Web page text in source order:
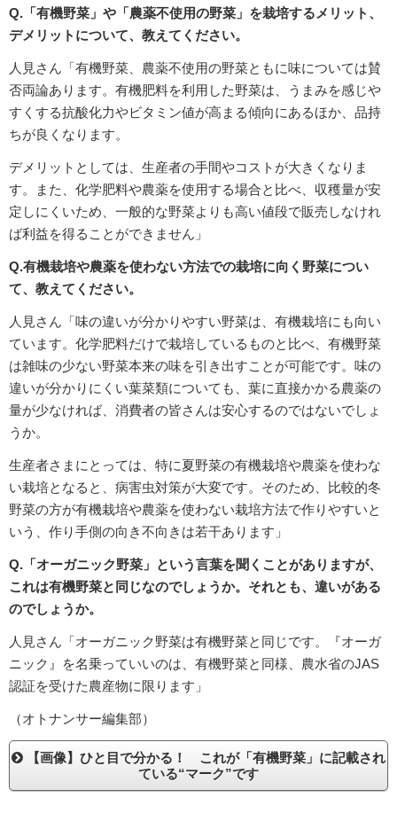
Q.「有機野菜」や「農薬不使用の野菜」を栽培するメリット、
デメリットについて、教えてください。
人見さん「有機野菜、農薬不使用の野菜ともに味については賛
否両論あります。有機肥料を利用した野菜は、うまみを感じや
すくする抗酸化力やビタミン値が高まる傾向にあるほか、品持
ちが良くなります。
デメリットとしては、生産者の手間やコストが大きくなりま
す。また、化学肥料や農薬を使用する場合と比べ、収穫量が安
定しにくいため、一般的な野菜よりも高い値段で販売しなけれ
ば利益を得ることができません」
Q.有機栽培や農薬を使わない方法での栽培に向く野菜につい
て、教えてください。
人見さん「味の違いが分かりやすい野菜は、有機栽培にも向い
ています。化学肥料だけで栽培しているものと比べ、有機野菜
は雑味の少ない野菜本来の味を引き出すことが可能です。味の
違いが分かりにくい葉菜類についても、葉に直接かかる農薬の
量が少なければ、消費者の皆さんは安心するのではないでしょ
うか。
生産者さまにとっては、特に夏野菜の有機栽培や農薬を使わな
い栽培となると、病害虫対策が大変です。そのため、比較的冬
野菜の方が有機栽培や農薬を使わない栽培方法で作りやすいと
いう、作り手側の向き不向きは若干あります」
Q.「オーガニック野菜」という言葉を聞くことがありますが、
これは有機野菜と同じなのでしょうか。それとも、違いがある
のでしょうか。
人見さん「オーガニック野菜は有機野菜と同じです。『オーガ
ニック』を名乗っていいのは、有機野菜と同様、農水省のJAS
認証を受けた農産物に限ります」
（オトナンサー編集部）
【画像】ひと目で分かる！ これが「有機野菜」に記載され
ている“マーク”です